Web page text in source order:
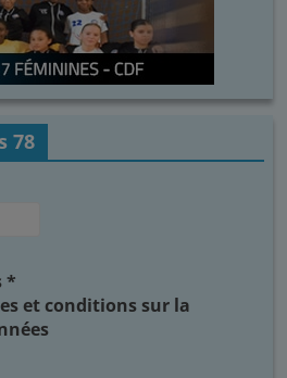
78
*
et conditions sur la